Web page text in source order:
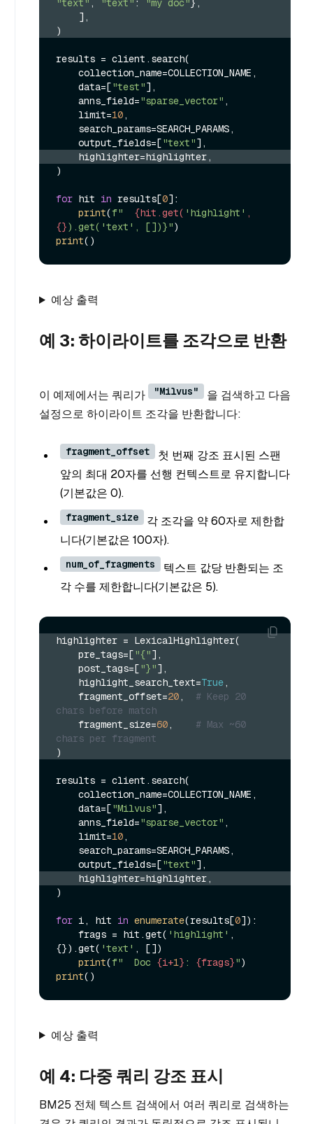
"text" , "text" : "my doc" },
    ],
)
results = client.search(
    data=[
"test"],
    anns_field=
"sparse_vector" ,
    limit=
10,
    output_fields=[
"text"
    highlighter=highlighter,
)
for hit in results[0]:
print(f" {hit.get( 'highlight' ,
{}).get('text', [])}"
print
예상 출력
예 3: 하이라이트를 조각으로 반환
이 예제에서는 쿼리가 "Milvus"
을 검색하고 다음
설정으로 하이라이트 조각을 반환합니다:
fragment_offset
첫 번째 강조 표시된 스팬
앞의 최대 20자를 선행 컨텍스트로 유지합니다
(기본값은 0).
fragment_size
각 조각을 약 60자로 제한합
니다(기본값은 100자).
num_of_fragments
텍스트 값당 반환되는 조
각 수를 제한합니다(기본값은 5).
highlighter = LexicalHighlighter(
    pre_tags=[
"{"],
    post_tags=[
"}"],
    highlight_search_text=
True ,
    fragment_offset=
20 , # Keep 20
chars before match
    fragment_size=
60 , # Max ~60
chars per fragment
)
results = client.search(
    data=[
"Milvus"],
    anns_field=
"sparse_vector" ,
    limit=
10 ,
    output_fields=[
"text"
    highlighter=highlighter,
)
for i, hit in enumerate(results[0]):
    frags = hit.get(
'highlight' ,
{}).get( 'text' , [])
print(f"  Doc {i+1} : {frags}"
print
예상 출력
예 4: 다중 쿼리 강조 표시
BM25 전체 텍스트 검색에서 여러 쿼리로 검색하는